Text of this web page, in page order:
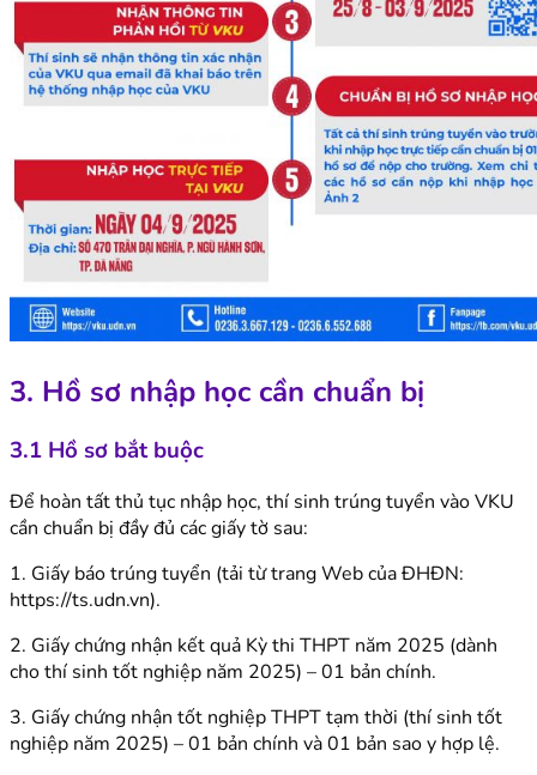
3. Hồ sơ nhập học cần chuẩn bị
3.1 Hồ sơ bắt buộc
Để hoàn tất thủ tục nhập học, thí sinh trúng tuyển vào VKU
cần chuẩn bị đầy đủ các giấy tờ sau:
1. Giấy báo trúng tuyển (tải từ trang Web của ĐHĐN:
https://ts.udn.vn).
2. Giấy chứng nhận kết quả Kỳ thi THPT năm 2025 (dành
cho thí sinh tốt nghiệp năm 2025) – 01 bản chính.
3. Giấy chứng nhận tốt nghiệp THPT tạm thời (thí sinh tốt
nghiệp năm 2025) – 01 bản chính và 01 bản sao y hợp lệ.